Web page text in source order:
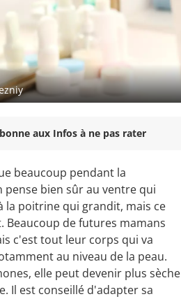
aux Infos à ne pas rater
beaucoup pendant la
pense bien sûr au ventre qui
la poitrine qui grandit, mais ce
Beaucoup de futures mamans
c'est tout leur corps qui va
au niveau de la peau.
elle peut devenir plus sèche
Il est conseillé d'adapter sa